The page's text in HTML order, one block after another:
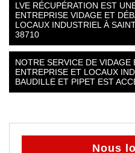
LVE RÉCUPÉRATION EST
ENTREPRISE VIDAGE ET
LOCAUX INDUSTRIEL À
38710
NOTRE SERVICE DE VIDAGE
ENTREPRISE ET LOCAUX
BAUDILLE ET PIPET EST
Nous